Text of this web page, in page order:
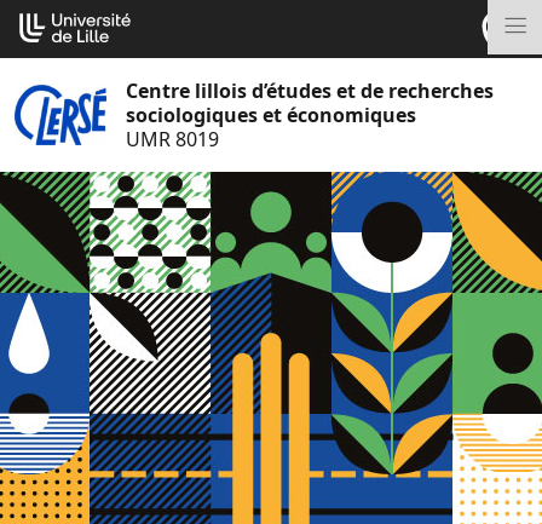
Aller
au
contenu
Centre lillois d’études et de recherches
sociologiques et économiques
UMR 8019
Cookies management panel